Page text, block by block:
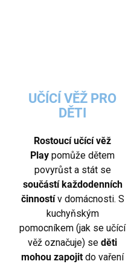
UČÍCÍ VĚŽ PRO
DĚTI
Rostoucí učící věž
Playpomůže dětem
povyrůst a stát se
součástí každodenních
činnostív domácnosti. S
kuchyňským
pomocníkem (jak se učící
věž označuje) seděti
mohou zapojitdo vaření